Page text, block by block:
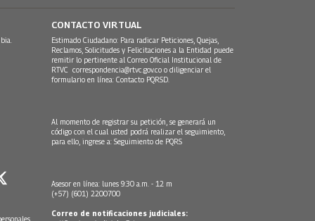
CONTACTO VIRTUAL
Estimado Ciudadano: Para radicar Peticiones, Quejas,
Reclamos, Solicitudes y Felicitaciones a la Entidad puede
remitir lo pertinente al Correo Oficial Institucional de
RTVC correspondencia@rtvc.gov.co o diligenciar el
formulario en línea: Contacto PQRSD.
Al momento de registrar su petición, se generará un
código con el cual usted podrá realizar el seguimiento,
para ello, ingrese a: Seguimiento de PQRS
Asesor en línea: lunes 9:30 a.m. - 12 m
(+57) (601) 2200700
Correo de notificaciones judiciales: